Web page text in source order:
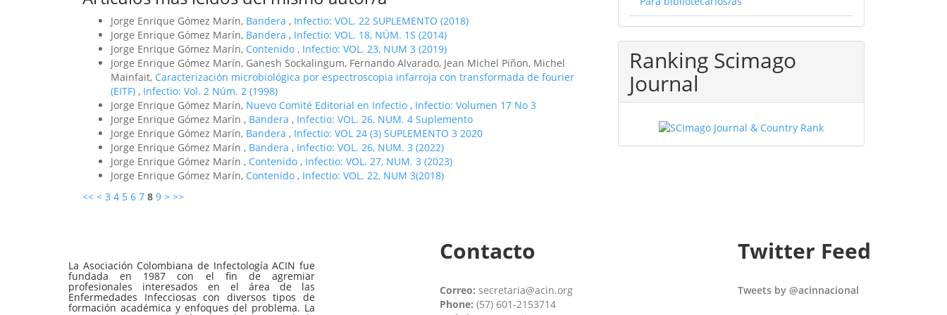
Jorge Enrique Gómez Marín, Bandera , Infectio: VOL. 22 SUPLEMENTO (2018)
Jorge Enrique Gómez Marín, Bandera , Infectio: VOL. 18, NÚM. 1S (2014)
Jorge Enrique Gómez Marín, Contenido , Infectio: VOL. 23, NUM 3 (2019)
Jorge Enrique Gómez Marín, Ganesh Sockalingum, Fernando Alvarado, Jean Michel Piñon, Michel
Mainfait, Caracterización microbiológica por espectroscopia infarroja con transformada de fourier
(EITF) , Infectio: Vol. 2 Núm. 2 (1998)
Jorge Enrique Gómez Marín, Nuevo Comité Editorial en Infectio , Infectio: Volumen 17 No 3
Jorge Enrique Gómez Marín , Bandera , Infectio: VOL. 26, NUM. 4 Suplemento
Jorge Enrique Gómez Marín, Bandera , Infectio: VOL 24 (3) SUPLEMENTO 3 2020
Jorge Enrique Gómez Marín , Bandera , Infectio: VOL. 26, NUM. 3 (2022)
Jorge Enrique Gómez Marín , Contenido , Infectio: VOL. 27, NUM. 3 (2023)
Jorge Enrique Gómez Marín, Contenido , Infectio: VOL. 22, NUM 3(2018)
<< < 3 4 5 6 7 8 9 > >>
Ranking Scimago
Journal
La Asociación Colombiana de Infectología ACIN fue
fundada en 1987 con el fin de agremiar
profesionales interesados en el área de las
Enfermedades Infecciosas con diversos tipos de
formación académica y enfoques del problema. La
Contacto
Correo: secretaria@acin.org
Phone: (57) 601-2153714
Twitter Feed
Tweets by @acinnacional